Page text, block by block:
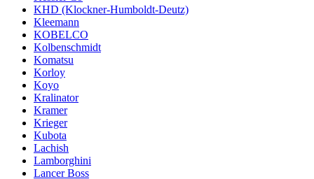
KHD (Klockner-Humboldt-Deutz)
Kleemann
KOBELCO
Kolbenschmidt
Komatsu
Korloy
Koyo
Kralinator
Kramer
Krieger
Kubota
Lachish
Lamborghini
Lancer Boss